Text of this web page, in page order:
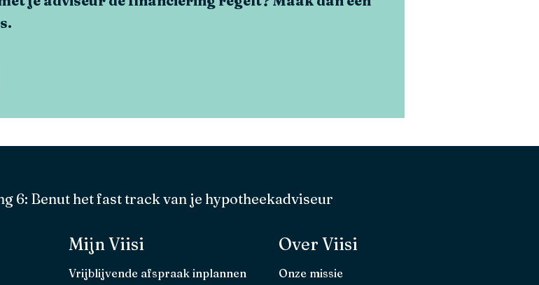
6: Benut het fast track van je hypotheekadviseur
Mijn Viisi
Vrijblijvende afspraak inplannen
Over Viisi
Onze missie